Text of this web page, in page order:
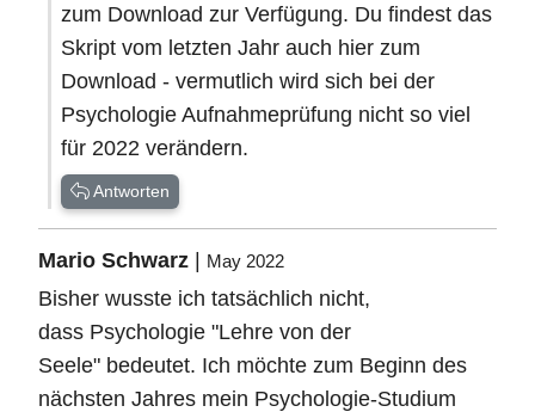
zum Download zur Verfügung. Du findest das
Skript vom letzten Jahr auch hier zum
Download - vermutlich wird sich bei der
Psychologie Aufnahmeprüfung nicht so viel
für 2022 verändern.
Antworten
Mario Schwarz | May 2022
Bisher wusste ich tatsächlich nicht,
dass Psychologie "Lehre von der
Seele" bedeutet. Ich möchte zum Beginn des
nächsten Jahres mein Psychologie-Studium